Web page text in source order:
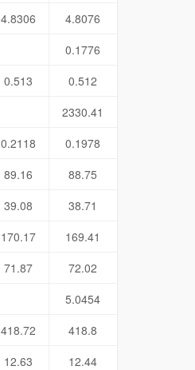
4.8306
4.8076
0.1776
0.513
0.512
2330.41
0.2118
0.1978
89.16
88.75
39.08
38.71
170.17
169.41
71.87
72.02
5.0454
418.72
418.8
12.63
12.44